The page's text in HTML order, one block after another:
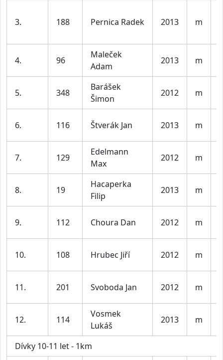
3. 188 Pernica Radek 2013 m
4. 96
Maleček
Adam
2013 m
5. 348
Barášek
Šimon
2012 m
6. 116 Štverák Jan 2013 m
7. 129
Edelmann
Max
2012 m
8. 19
Hacaperka
Filip
2013 m
9. 112 Choura Dan 2012 m
10. 108 Hrubec Jiří 2012 m
11. 201 Svoboda Jan 2012 m
12. 114
Vosmek
Lukáš
2013 m
Dívky 10-11 let - 1km